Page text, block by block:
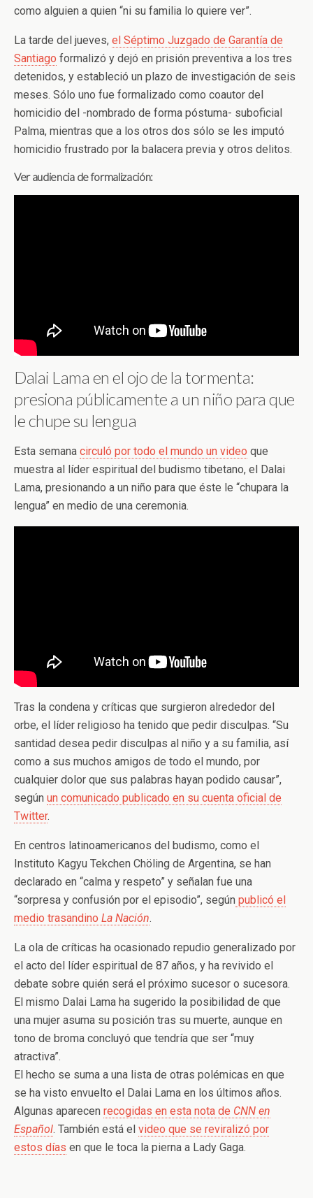
como alguien a quien “ni su familia lo quiere ver”.
La tarde del jueves, el Séptimo Juzgado de Garantía de
Santiago formalizó y dejó en prisión preventiva a los tres
detenidos, y estableció un plazo de investigación de seis
meses. Sólo uno fue formalizado como coautor del
homicidio del -nombrado de forma póstuma- suboficial
Palma, mientras que a los otros dos sólo se les imputó
homicidio frustrado por la balacera previa y otros delitos.
Ver audiencia de formalización:
Dalai Lama en el ojo de la tormenta:
presiona públicamente a un niño para que
le chupe su lengua
Esta semana circuló por todo el mundo un video que
muestra al líder espiritual del budismo tibetano, el Dalai
Lama, presionando a un niño para que éste le “chupara la
lengua” en medio de una ceremonia.
Tras la condena y críticas que surgieron alrededor del
orbe, el líder religioso ha tenido que pedir disculpas. “Su
santidad desea pedir disculpas al niño y a su familia, así
como a sus muchos amigos de todo el mundo, por
cualquier dolor que sus palabras hayan podido causar”,
según un comunicado publicado en su cuenta oficial de
Twitter.
En centros latinoamericanos del budismo, como el
Instituto Kagyu Tekchen Chöling de Argentina, se han
declarado en “calma y respeto” y señalan fue una
“sorpresa y confusión por el episodio”, según publicó el
medio trasandino La Nación.
La ola de críticas ha ocasionado repudio generalizado por
el acto del líder espiritual de 87 años, y ha revivido el
debate sobre quién será el próximo sucesor o sucesora.
El mismo Dalai Lama ha sugerido la posibilidad de que
una mujer asuma su posición tras su muerte, aunque en
tono de broma concluyó que tendría que ser “muy
atractiva”.
El hecho se suma a una lista de otras polémicas en que
se ha visto envuelto el Dalai Lama en los últimos años.
Algunas aparecen recogidas en esta nota de CNN en
Español. También está el video que se reviralizó por
estos días en que le toca la pierna a Lady Gaga.